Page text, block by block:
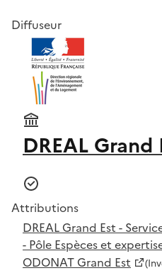
Diffuseur
DREAL Grand
Attributions
DREAL Grand Est -
- Pôle Espèces et
ODONAT Grand Est